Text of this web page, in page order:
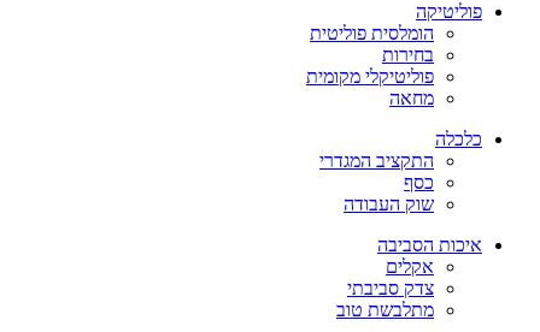
פוליטיקה
הומלסית פוליטית
בחירות
פוליטיקלי מקומית
מחאה
כלכלה
התקציב המגדרי
כסף
שוק העבודה
איכות הסביבה
אקלים
צדק סביבתי
מתלבשת טוב